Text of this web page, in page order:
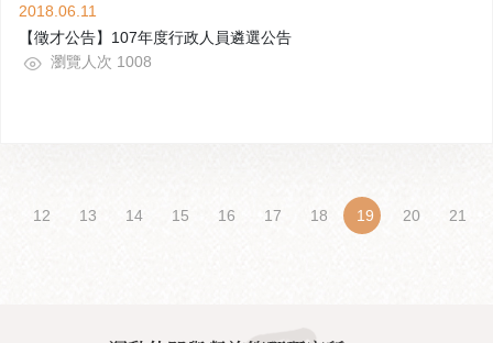
2018.06.11
【徵才公告】107年度行政人員遴選公告
瀏覽人次 1008
12 13 14 15 16 17 18 19 20 21